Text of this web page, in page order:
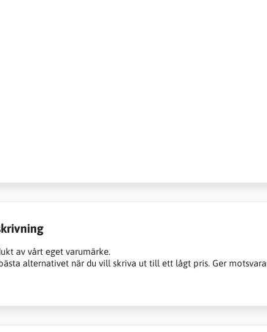
av vårt eget varumärke.
alternativet när du vill skriva ut till ett lågt pris. Ger